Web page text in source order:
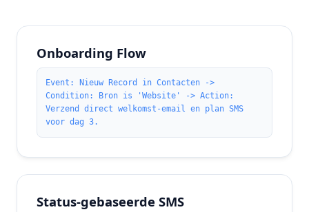
Onboarding Flow
Event: Nieuw Record in Contacten ->
Condition: Bron is 'Website' -> Action:
Verzend direct welkomst-email en plan SMS
voor dag 3.
Status-gebaseerde SMS